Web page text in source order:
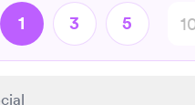
1 3 5